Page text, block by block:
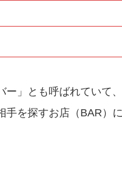
」とも呼ばれていて
を探すお店（BAR）